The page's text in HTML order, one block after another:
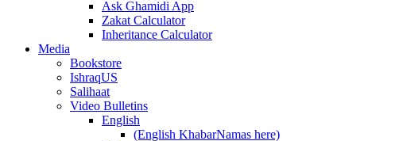
Ask Ghamidi App
Zakat Calculator
Inheritance Calculator
Media
Bookstore
IshraqUS
Salihaat
Video Bulletins
English
(English KhabarNamas here)